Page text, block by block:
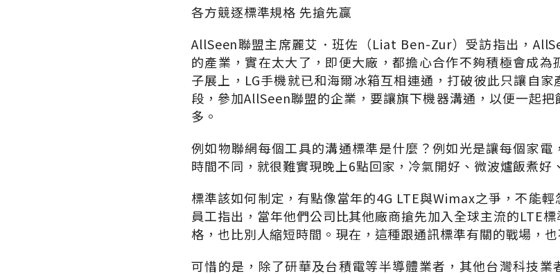
各方競逐標準規格 先搶先贏
AllSeen聯盟主席麗艾．班佐（Liat Ben-Zur）受訪指出，
的產業，實在太大了，即便大廠，都擔心合作不夠積極會成
子展上，LG手機就已和海爾冰箱互相連通，打破彼此只讓自
段，參加AllSeen聯盟的企業，要讓旗下機器溝通，以便一起
多。
例如物聯網每個工具的溝通標準是什麼？例如光是讓每個家電
時間不同，就很難實現晚上6點回家，冷氣開好、微波爐飯煮好
標準該如何制定，有點像當年的4G LTE與Wimax之爭，不能
員工指出，當年他們公司比其他廠商搶先加入全球主流的LTE
格，也比別人縮短時間。現在，這種跟通訊標準有關的戰場，也
可惜的是，除了研華及台積電等半導體業者，其他台灣科技業